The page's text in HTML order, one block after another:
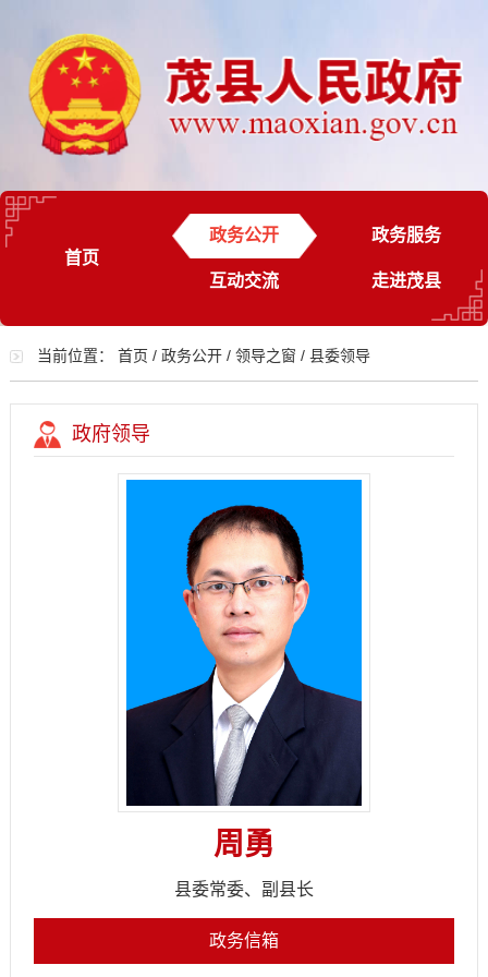
首页
政务公开 政务服务
互动交流 走进茂县
当前位置： 首页 / 政务公开/ 领导之窗 / 县委领导
政府领导
周勇
县委常委、副县长
政务信箱